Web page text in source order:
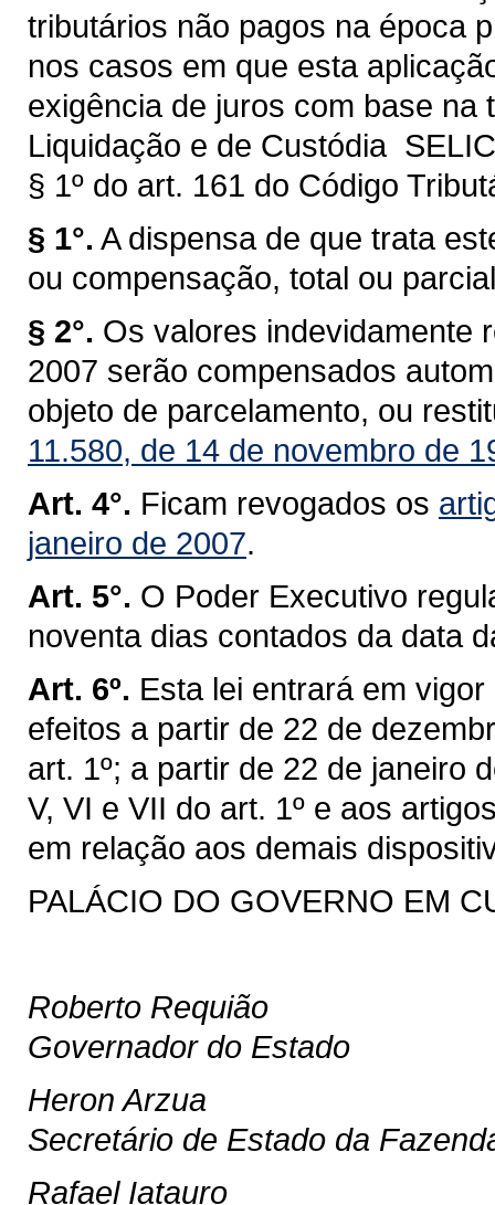
tributários não pagos na época
nos casos em que esta
exigência de juros com base na
Liquidação e de Custódia 
§ 1º do art. 161 do Código
§ 1°. A dispensa de que trata
ou compensação, total ou
§ 2°. Os valores indevidamente
2007 serão compensados
objeto de parcelamento, ou
11.580, de 14 de novembro de
Art. 4°. Ficam revogados os
janeiro de 2007.
Art. 5°. O Poder Executivo
noventa dias contados da data
Art. 6º. Esta lei entrará em
efeitos a partir de 22 de
art. 1º; a partir de 22 de janeiro
V, VI e VII do art. 1º e aos
em relação aos demais
PALÁCIO DO GOVERNO EM
Roberto Requião
Governador do Estado
Heron Arzua
Secretário de Estado da
Rafael Iatauro